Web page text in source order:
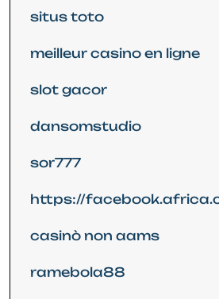
situs toto
meilleur casino en ligne
slot gacor
dansomstudio
sor777
https://
casinò non aams
ramebola88